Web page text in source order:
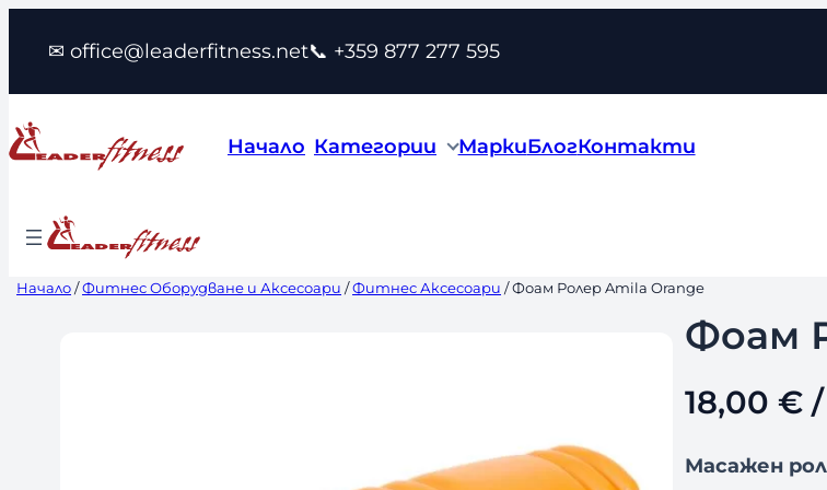
съдържанието
✉ office@leaderfitness.net📞 +359 877 277 595
Начало Категории МаркиБлогКонтакти
Начало/Фитнес Оборудване и Аксесоари /Фитнес Аксесоари / Фоам Ролер Amila Orange
Фоам
18,00 €/
Масажен